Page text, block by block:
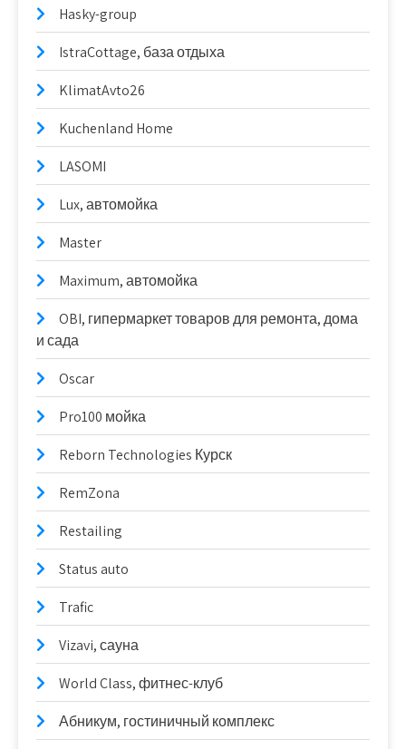
Hasky-group
IstraCottage, база отдыха
KlimatAvto26
Kuchenland Home
LASOMI
Lux, автомойка
Master
Maximum, автомойка
OBI, гипермаркет товаров для ремонта, дома
и сада
Oscar
Pro100 мойка
Reborn Technologies Курск
RemZona
Restailing
Status auto
Trafic
Vizavi, сауна
World Class, фитнес-клуб
Абникум, гостиничный комплекс